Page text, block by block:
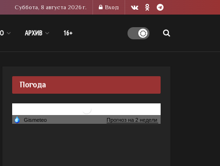
Суббота, 8 августа 2026 г. Вход
АРХИВ 16+
Погода